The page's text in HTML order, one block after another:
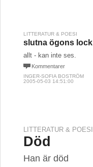
LITTERATUR & POESI
slutna ögons lock
allt - kan inte ses.
Kommentarer
INGER-SOFIA BOSTRÖM
2005-05-03 14:51:00
LITTERATUR & POESI
Död
Han är död